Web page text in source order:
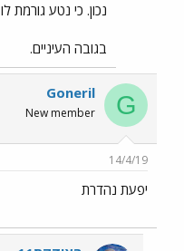
נכון. כי נטע גורמת
בגובה העיניים.
G
Goneril
New member
14/4/19
יפעת נהדרת